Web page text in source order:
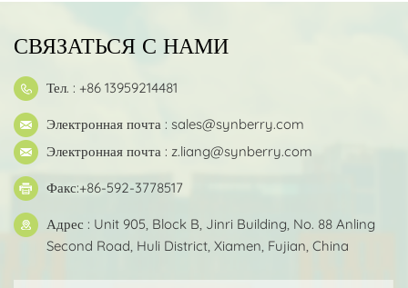
СВЯЗАТЬСЯ С НАМИ
Тел. : +86 13959214481
Электронная почта : sales@synberry.com
Электронная почта : z.liang@synberry.com
Факс:+86-592-3778517
Адрес : Unit 905, Block B, Jinri Building, No. 88 Anling
Second Road, Huli District, Xiamen, Fujian, China